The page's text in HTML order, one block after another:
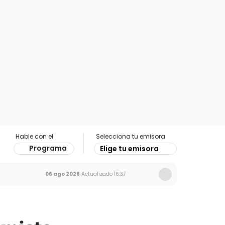
Hable con el
Programa
Selecciona tu emisora
Elige tu emisora
06 ago 2026 Actualizado 16:37